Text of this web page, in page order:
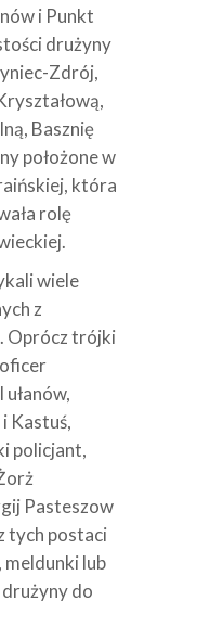
i Punkt
drużyny
Zdrój,
Basznię
położone w
która
rolę
wiele
z
Oprócz trójki
Kastuś,
policjant,
Pasteszow
tych postaci
meldunki lub
do